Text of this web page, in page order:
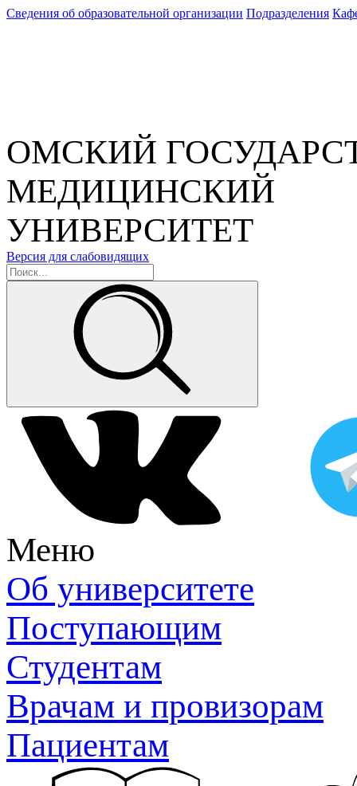
Сведения об образовательной организации Подразделения
ОМСКИЙ
МЕДИЦИНСКИЙ
УНИВЕРСИТЕТ
Версия для слабовидящих
Меню
Об университете
Поступающим
Студентам
Врачам и провизорам
Пациентам